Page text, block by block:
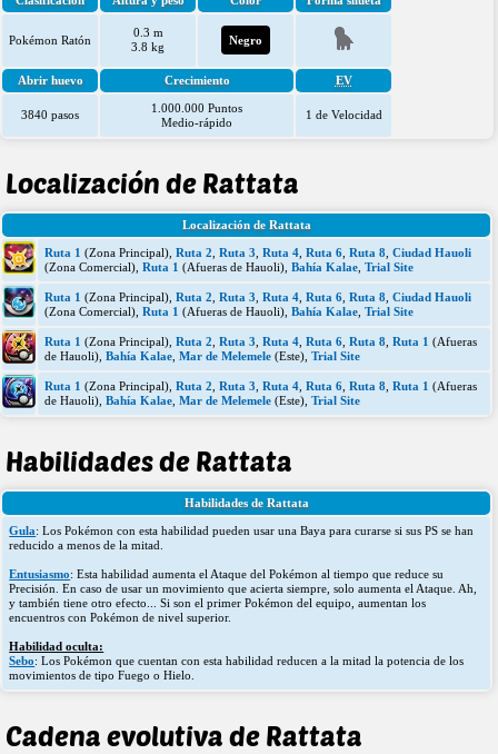
Pokémon Ratón
0.3 m
3.8 kg
Negro
Abrir huevo Crecimiento EV
3840 pasos
1.000.000 Puntos
Medio-rápido
1 de Velocidad
Localización de Rattata
Localización de Rattata
Ruta 1 (Zona Principal),Ruta 2 ,Ruta 3 ,Ruta 4 ,Ruta 6 ,Ruta 8 ,Ciudad Hauoli
(Zona Comercial),Ruta 1 (Afueras de Hauoli),Bahía Kalae ,Trial Site
Ruta 1 (Zona Principal),Ruta 2 ,Ruta 3 ,Ruta 4 ,Ruta 6 ,Ruta 8 ,Ciudad Hauoli
(Zona Comercial),Ruta 1 (Afueras de Hauoli),Bahía Kalae ,Trial Site
Ruta 1 (Zona Principal),Ruta 2 ,Ruta 3 ,Ruta 4 ,Ruta 6 ,Ruta 8 ,Ruta 1 (Afueras
de Hauoli),Bahía Kalae ,Mar de Melemele (Este),Trial Site
Ruta 1 (Zona Principal),Ruta 2 ,Ruta 3 ,Ruta 4 ,Ruta 6 ,Ruta 8 ,Ruta 1 (Afueras
de Hauoli),Bahía Kalae ,Mar de Melemele (Este),Trial Site
Habilidades de Rattata
Habilidades de Rattata
Gula: Los Pokémon con esta habilidad pueden usar una Baya para curarse si sus PS se han
reducido a menos de la mitad.
Entusiasmo: Esta habilidad aumenta el Ataque del Pokémon al tiempo que reduce su
Precisión. En caso de usar un movimiento que acierta siempre, solo aumenta el Ataque. Ah,
y también tiene otro efecto... Si son el primer Pokémon del equipo, aumentan los
encuentros con Pokémon de nivel superior.
Habilidad oculta:
Sebo: Los Pokémon que cuentan con esta habilidad reducen a la mitad la potencia de los
movimientos de tipo Fuego o Hielo.
Cadena evolutiva de Rattata